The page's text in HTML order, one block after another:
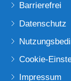
Barrierefrei
Datenschutz
Cookie-
Impressum